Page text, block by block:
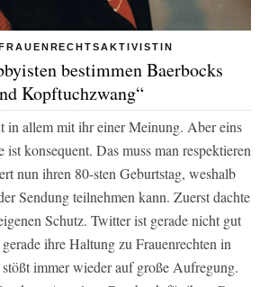
bestimmen Baerbocks
Kopftuchzwang“
in allem mit ihr einer Meinung. Aber eins
ist konsequent. Das muss man respektieren
nun ihren 80-sten Geburtstag, weshalb
Sendung teilnehmen kann. Zuerst dachte
Schutz. Twitter ist gerade nicht gut
ihre Haltung zu Frauenrechten in
immer wieder auf große Aufregung.